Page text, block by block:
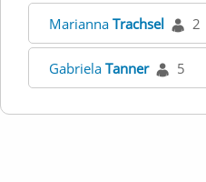
Marianna Trachsel 2
Gabriela Tanner 5